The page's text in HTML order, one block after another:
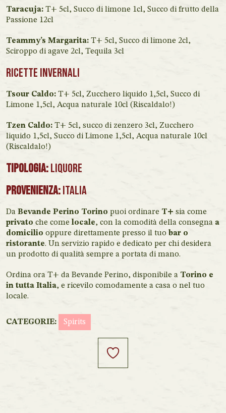
Taracuja: T+ 5cl, Succo di limone 1cl, Succo di frutto della
Passione 12cl
Teammy’s Margarita: T+ 5cl, Succo di limone 2cl,
Sciroppo di agave 2cl, Tequila 3cl
Ricette invernali
Tsour Caldo: T+ 5cl, Zucchero liquido 1,5cl, Succo di
Limone 1,5cl, Acqua naturale 10cl (Riscaldalo!)
Tzen Caldo: T+ 5cl, succo di zenzero 3cl, Zucchero
liquido 1,5cl, Succo di Limone 1,5cl, Acqua naturale 10cl
(Riscaldalo!)
Tipologia:Liquore
Provenienza:Italia
Da Bevande Perino Torino puoi ordinare T+ sia come
privato che comelocale, con la comodità della consegna a
domicilio oppure direttamente presso il tuo bar o
ristorante. Un servizio rapido e dedicato per chi desidera
un prodotto di qualità sempre a portata di mano.
Ordina ora T+ da Bevande Perino, disponibile a Torino e
in tutta Italia, e ricevilo comodamente a casa o nel tuo
locale.
CATEGORIE: Spirits